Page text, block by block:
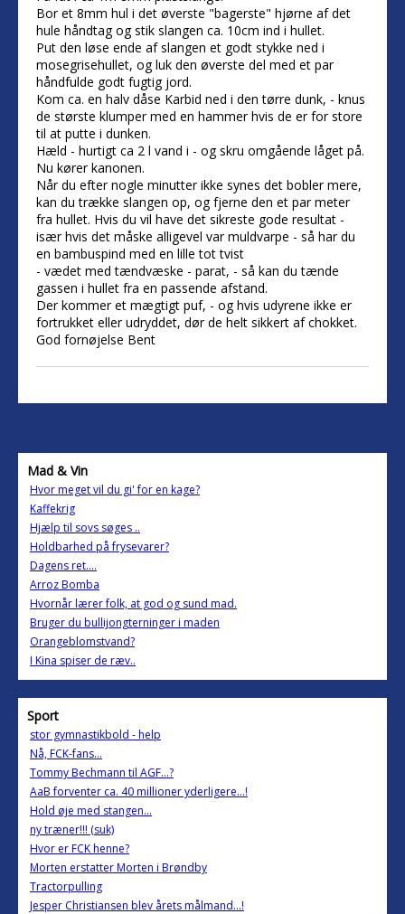
Bor et 8mm hul i det øverste "bagerste" hjørne af det
hule håndtag og stik slangen ca. 10cm ind i hullet.
Put den løse ende af slangen et godt stykke ned i
mosegrisehullet, og luk den øverste del med et par
håndfulde godt fugtig jord.
Kom ca. en halv dåse Karbid ned i den tørre dunk, - knus
de største klumper med en hammer hvis de er for store
til at putte i dunken.
Hæld - hurtigt ca 2 l vand i - og skru omgående låget på.
Nu kører kanonen.
Når du efter nogle minutter ikke synes det bobler mere,
kan du trække slangen op, og fjerne den et par meter
fra hullet. Hvis du vil have det sikreste gode resultat -
især hvis det måske alligevel var muldvarpe - så har du
en bambuspind med en lille tot tvist
- vædet med tændvæske - parat, - så kan du tænde
gassen i hullet fra en passende afstand.
Der kommer et mægtigt puf, - og hvis udyrene ikke er
fortrukket eller udryddet, dør de helt sikkert af chokket.
God fornøjelse Bent
Mad & Vin
Hvor meget vil du gi' for en kage?
Kaffekrig
Hjælp til sovs søges ..
Holdbarhed på frysevarer?
Dagens ret....
Arroz Bomba
Hvornår lærer folk, at god og sund mad.
Bruger du bullijongterninger i maden
Orangeblomstvand?
I Kina spiser de ræv..
Sport
stor gymnastikbold - help
Nå, FCK-fans...
Tommy Bechmann til AGF...?
AaB forventer ca. 40 millioner yderligere...!
Hold øje med stangen...
ny træner!!! (suk)
Hvor er FCK henne?
Morten erstatter Morten i Brøndby
Tractorpulling
Jesper Christiansen blev årets målmand...!